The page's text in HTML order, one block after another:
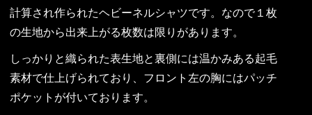
計算され作られたヘビーネルシャツです。なので１枚
の生地から出来上がる枚数は限りがあります。
しっかりと織られた表生地と裏側には温かみある起毛
素材で仕上げられており、フロント左の胸にはパッチ
ポケットが付いております。